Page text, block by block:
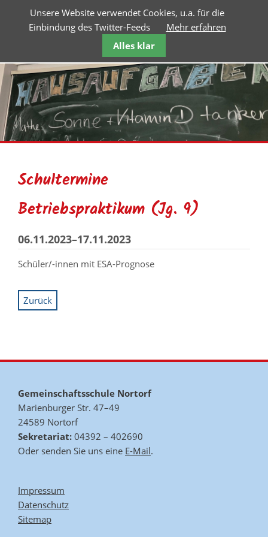
Schultermine
Betriebspraktikum (Jg. 9)
06.11.2023–17.11.2023
Schüler/-innen mit ESA-Prognose
Zurück
Gemeinschaftsschule Nortorf
Marienburger Str. 47–49
24589 Nortorf
Sekretariat: 04392 – 402690
Oder senden Sie uns eine E-Mail.
Impressum
Datenschutz
Sitemap
Unsere Website verwendet Cookies, u.a. für die
Einbindung des Twitter-Feeds
Mehr erfahren
Alles klar